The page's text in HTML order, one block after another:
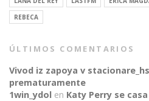
REBECA
ÚLTIMOS COMENTARIOS
Vivod iz zapoya v
prematuramente
1win_ydol en Katy Perry se